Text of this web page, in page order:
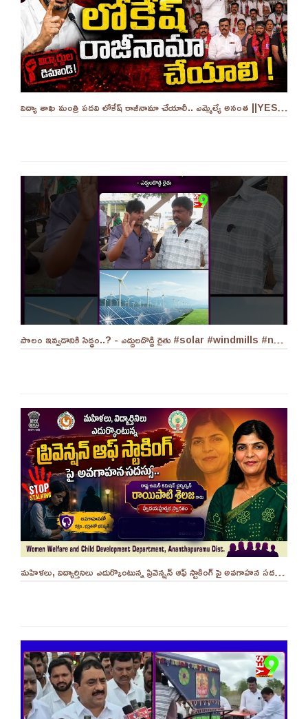
విద్యా శాఖ మంత్రి పదవి లోకేష్ రాజీనామా చేయాలీ.. ఎమ్మెల్యే అనంత ||YES 9TV
పొలం ఇవ్వడానికి సిద్ధం..? - ఎద్దులదొడ్డి రైతు #solar #windmills #naralokesh #solarenergy
మహిళలు, విద్యార్తినిలు ఎదుర్కొంటున్న ప్రివెన్షన్ ఆఫ్ స్టాకింగ్ పై అవగాహన సదస్సు.. - ||YES 9TV